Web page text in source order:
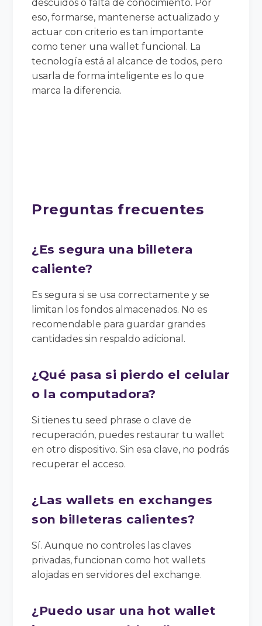
descuidos o falta de conocimiento. Por
eso, formarse, mantenerse actualizado y
actuar con criterio es tan importante
como tener una wallet funcional. La
tecnología está al alcance de todos, pero
usarla de forma inteligente es lo que
marca la diferencia.
Preguntas frecuentes
¿Es segura una billetera
caliente?
Es segura si se usa correctamente y se
limitan los fondos almacenados. No es
recomendable para guardar grandes
cantidades sin respaldo adicional.
¿Qué pasa si pierdo el celular
o la computadora?
Si tienes tu seed phrase o clave de
recuperación, puedes restaurar tu wallet
en otro dispositivo. Sin esa clave, no podrás
recuperar el acceso.
¿Las wallets en exchanges
son billeteras calientes?
Sí. Aunque no controles las claves
privadas, funcionan como hot wallets
alojadas en servidores del exchange.
¿Puedo usar una hot wallet